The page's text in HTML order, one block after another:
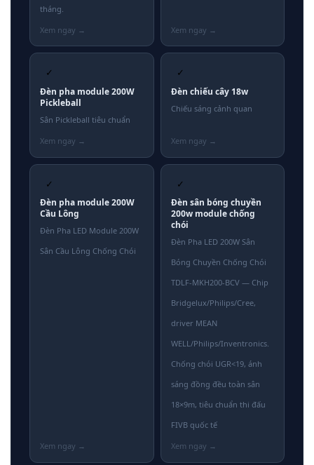
tháng.
✓
Đèn pha module 200W
Pickleball
Sân Pickleball tiêu chuẩn
✓
Đèn chiếu cây 18w
Chiếu sáng cảnh quan
✓
Đèn pha module 200W
Cầu Lông
Đèn Pha LED Module 200W
Sân Cầu Lông Chống Chói
✓
Đèn sân bóng chuyền
200w module chống
chói
Đèn Pha LED 200W Sân
Bóng Chuyền Chống Chói
TDLF-MKH200-BCV — Chip
Bridgelux/Philips/Cree,
driver MEAN
WELL/Philips/Inventronics.
Chống chói UGR<19, ánh
sáng đồng đều toàn sân
18×9m, tiêu chuẩn thi đấu
FIVB quốc tế